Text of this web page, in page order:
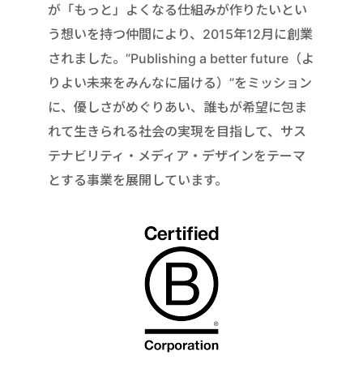
が「もっと」よくなる仕組みが作りたいとい
う想いを持つ仲間により、2015年12月に創業
されました。”Publishing a better future（よ
りよい未来をみんなに届ける）”をミッション
に、優しさがめぐりあい、誰もが希望に包ま
れて生きられる社会の実現を目指して、サス
テナビリティ・メディア・デザインをテーマ
とする事業を展開しています。